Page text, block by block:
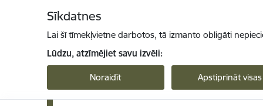
Sīkdatnes
Lai šī tīmekļvietne darbotos, tā izmanto obligāti
Lūdzu, atzīmējiet savu izvēli:
Noraidīt Apstiprināt visas